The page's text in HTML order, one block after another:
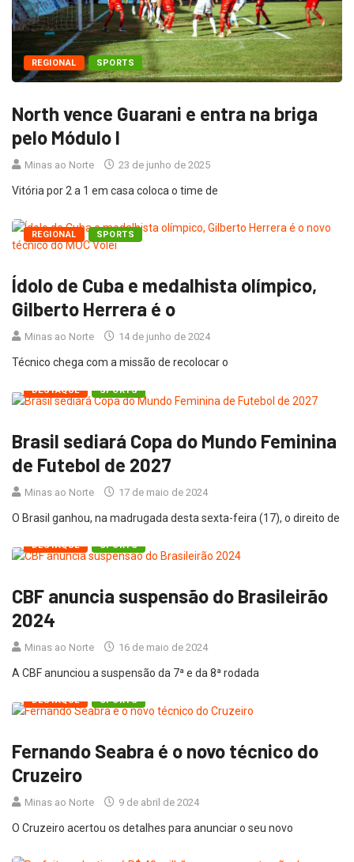
REGIONAL SPORTS
North vence Guarani e entra na briga
pelo Módulo I
Minas ao Norte 23 de junho de 2025
Vitória por 2 a 1 em casa coloca o time de
REGIONAL SPORTS
Ídolo de Cuba e medalhista olímpico,
Gilberto Herrera é o
Minas ao Norte 14 de junho de 2024
Técnico chega com a missão de recolocar o
DESTAQUE SPORTS
Brasil sediará Copa do Mundo Feminina
de Futebol de 2027
Minas ao Norte 17 de maio de 2024
O Brasil ganhou, na madrugada desta sexta-feira (17), o direito de
DESTAQUE SPORTS
CBF anuncia suspensão do Brasileirão
2024
Minas ao Norte 16 de maio de 2024
A CBF anunciou a suspensão da 7ª e da 8ª rodada
DESTAQUE SPORTS
Fernando Seabra é o novo técnico do
Cruzeiro
Minas ao Norte 9 de abril de 2024
O Cruzeiro acertou os detalhes para anunciar o seu novo